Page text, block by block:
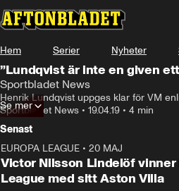
Hem Serier Nyheter
”Lundqvist är inte en given
Sportbladet News
Henrik Lundqvist uppges klar för VM
Sportbladet News • 19.04.19 • 4 min
Se mer
Senast
EUROPA LEAGUE • 20 MAJ
Victor Nilsson Lindelöf vinner
League med sitt Aston Villa